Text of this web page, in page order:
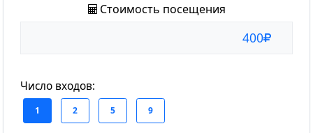
Стоимость посещения
400
Число входов: